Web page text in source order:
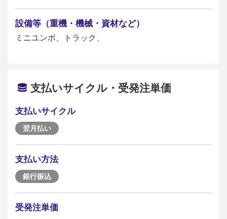
設備等（重機・機械・資材など）
ミニユンボ、トラック、
支払いサイクル・受発注単価
支払いサイクル
翌月払い
支払い方法
銀行振込
受発注単価